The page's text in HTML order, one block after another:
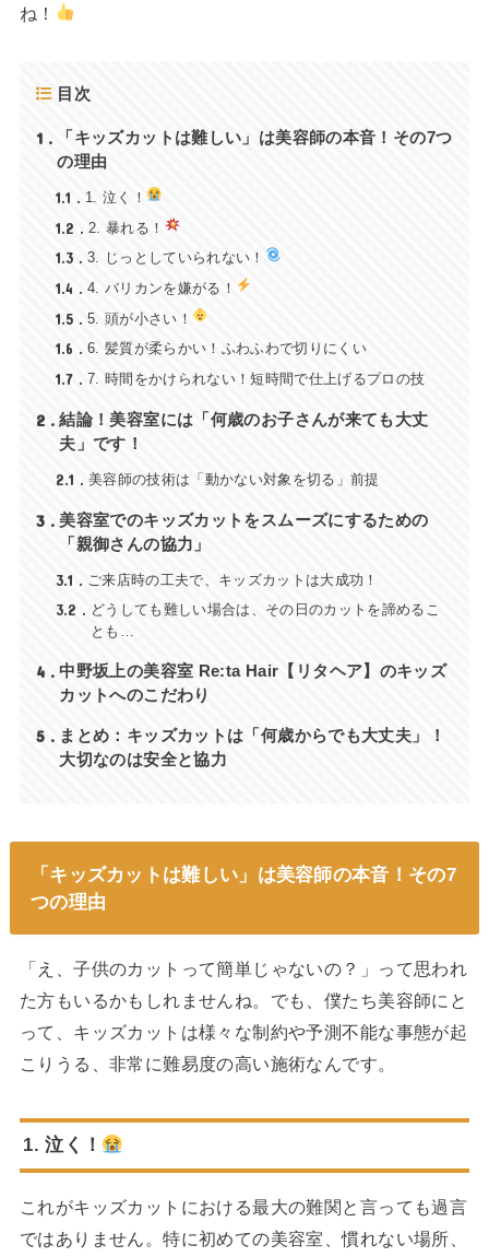
ね！
目次
1
「キッズカットは難しい」は美容師の本音！その7つ
の理由
1.1 1. 泣く！
1.2 2. 暴れる！
1.3 3. じっとしていられない！
1.4 4. バリカンを嫌がる！
1.5 5. 頭が小さい！
1.6 6. 髪質が柔らかい！ふわふわで切りにくい
1.7 7. 時間をかけられない！短時間で仕上げるプロの技
2
結論！美容室には「何歳のお子さんが来ても大丈
夫」です！
2.1 美容師の技術は「動かない対象を切る」前提
3
美容室でのキッズカットをスムーズにするための
「親御さんの協力」
3.1 ご来店時の工夫で、キッズカットは大成功！
3.2
どうしても難しい場合は、その日のカットを諦めるこ
とも…
4
中野坂上の美容室 Re:ta Hair【リタヘア】のキッズ
カットへのこだわり
5
まとめ：キッズカットは「何歳からでも大丈夫」！
大切なのは安全と協力
「キッズカットは難しい」は美容師の本音！その7
つの理由
「え、子供のカットって簡単じゃないの？」って思われ
た方もいるかもしれませんね。でも、僕たち美容師にと
って、キッズカットは様々な制約や予測不能な事態が起
こりうる、非常に難易度の高い施術なんです。
1. 泣く！
これがキッズカットにおける最大の難関と言っても過言
ではありません。特に初めての美容室、慣れない場所、